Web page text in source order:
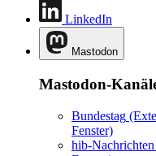
LinkedIn
Mastodon
Mastodon-
Bundestag
Fenster)
hib-Nachrichten